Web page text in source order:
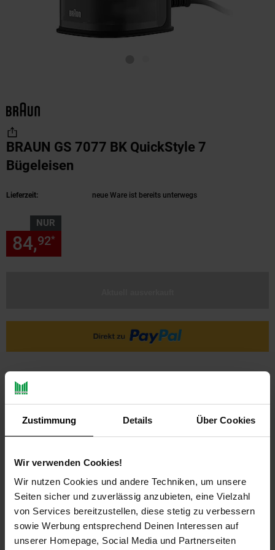
Zustimmung Details Über Cookies
Wir verwenden Cookies!
Wir nutzen Cookies und andere Techniken, um unsere
Seiten sicher und zuverlässig anzubieten, eine Vielzahl
von Services bereitzustellen, diese stetig zu verbessern
sowie Werbung entsprechend Deinen Interessen auf
unserer Homepage, Social Media und Partnerseiten
BRAUN GS 7077 BK QuickStyle 7
Bügeleisen
Lieferzeit: neue Ware ist bereits unterwegs
NUR
84,92*
Ja, ich möchte ein Altgerät abgeben.
PAYBACK
Payback Punkte
Extra°Punkte:
0